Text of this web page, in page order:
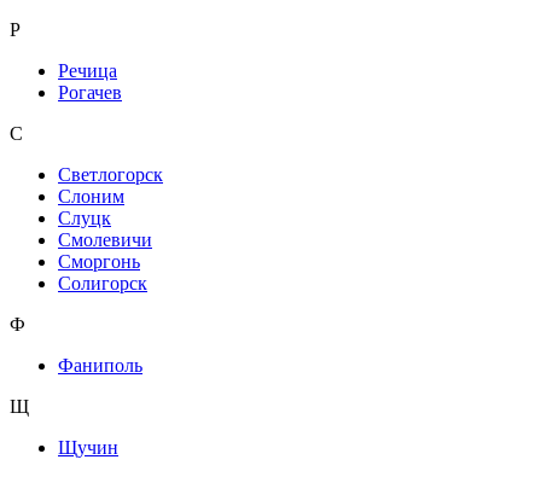
Р
Речица
Рогачев
С
Светлогорск
Слоним
Слуцк
Смолевичи
Сморгонь
Солигорск
Ф
Фаниполь
Щ
Щучин